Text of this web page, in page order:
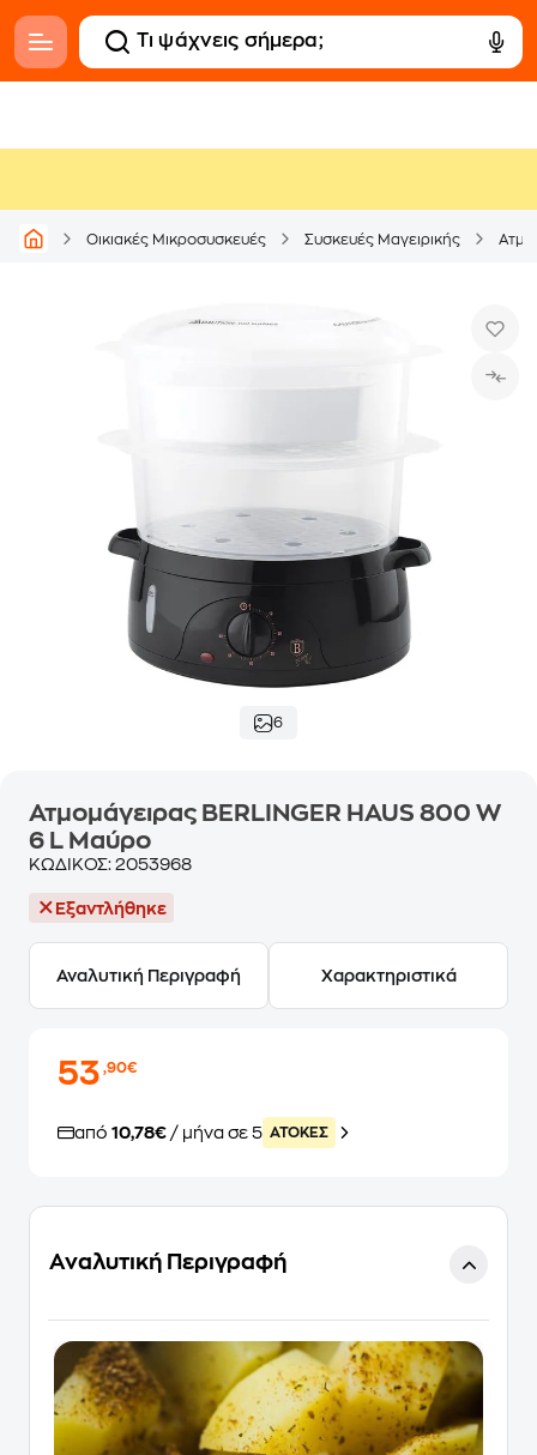
Οικιακές Μικροσυσκευές Συσκευές Μαγειρικής
6
Ατμομάγειρας BERLINGER HAUS 800 W
6 L Μαύρο
ΚΩΔΙΚΟΣ: 2053968
Εξαντλήθηκε
Αναλυτική Περιγραφή Χαρακτηριστικά
53,90€
από 10,78€ / μήνα σε 5 ATOKEΣ
Αναλυτική Περιγραφή